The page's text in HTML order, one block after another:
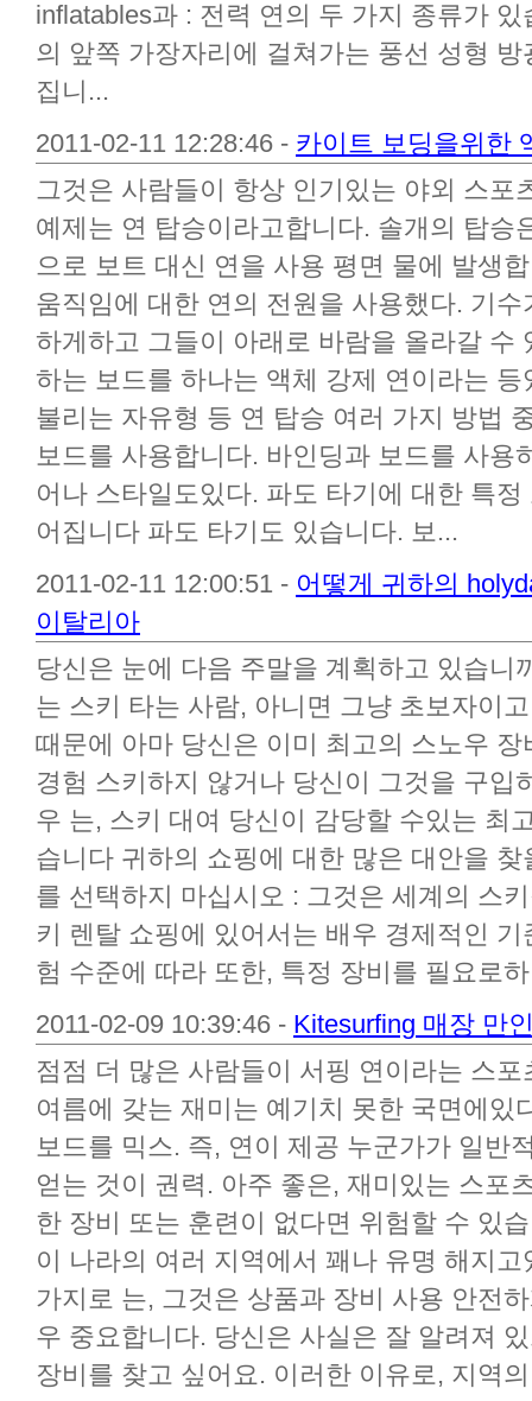
inflatables과 : 전력 연의 두 가지 종류가
의 앞쪽 가장자리에 걸쳐가는 풍선 성형
집니...
2011-02-11 12:28:46 - 카이트 보딩을위한
그것은 사람들이 항상 인기있는 야외 스포
예제는 연 탑승이라고합니다. 솔개의 탑승
으로 보트 대신 연을 사용 평면 물에 발생
움직임에 대한 연의 전원을 사용했다. 기
하게하고 그들이 아래로 바람을 올라갈 수
하는 보드를 하나는 액체 강제 연이라는
불리는 자유형 등 연 탑승 여러 가지 방법
보드를 사용합니다. 바인딩과 보드를 사용
어나 스타일도있다. 파도 타기에 대한 특
어집니다 파도 타기도 있습니다. 보...
2011-02-11 12:00:51 - 어떻게 귀하의
이탈리아
당신은 눈에 다음 주말을 계획하고 있습니
는 스키 타는 사람, 아니면 그냥 초보자이
때문에 아마 당신은 이미 최고의 스노우
경험 스키하지 않거나 당신이 그것을 구입
우 는, 스키 대여 당신이 감당할 수있는 최
습니다 귀하의 쇼핑에 대한 많은 대안을
를 선택하지 마십시오 : 그것은 세계의 스
키 렌탈 쇼핑에 있어서는 배우 경제적인
험 수준에 따라 또한, 특정 장비를 필요로
2011-02-09 10:39:46 - Kitesurfing 매장 만
점점 더 많은 사람들이 서핑 연이라는 스
여름에 갖는 재미는 예기치 못한 국면에있
보드를 믹스. 즉, 연이 제공 누군가가 일반
얻는 것이 권력. 아주 좋은, 재미있는 스포
한 장비 또는 훈련이 없다면 위험할 수 있
이 나라의 여러 지역에서 꽤나 유명 해지
가지로 는, 그것은 상품과 장비 사용 안전
우 중요합니다. 당신은 사실은 잘 알려져
장비를 찾고 싶어요. 이러한 이유로, 지역